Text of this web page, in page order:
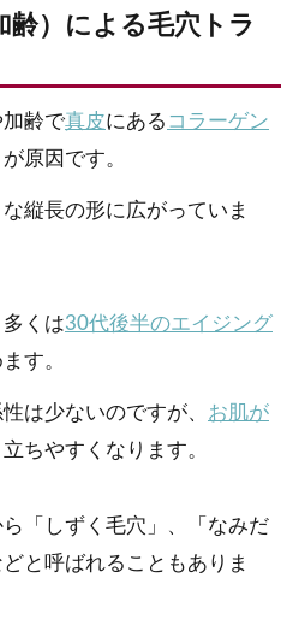
齢）による毛穴トラ
齢で真皮にある コラーゲン
原因です。
縦長の形に広がっていま
くは30代後半のエイジング
す。
は少ないのですが、 お肌が
ちやすくなります。
「しずく毛穴」、「なみだ
と呼ばれることもありま